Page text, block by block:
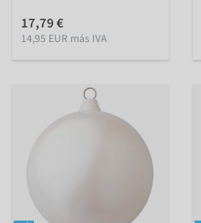
17,79 €
14,95 EUR más IVA